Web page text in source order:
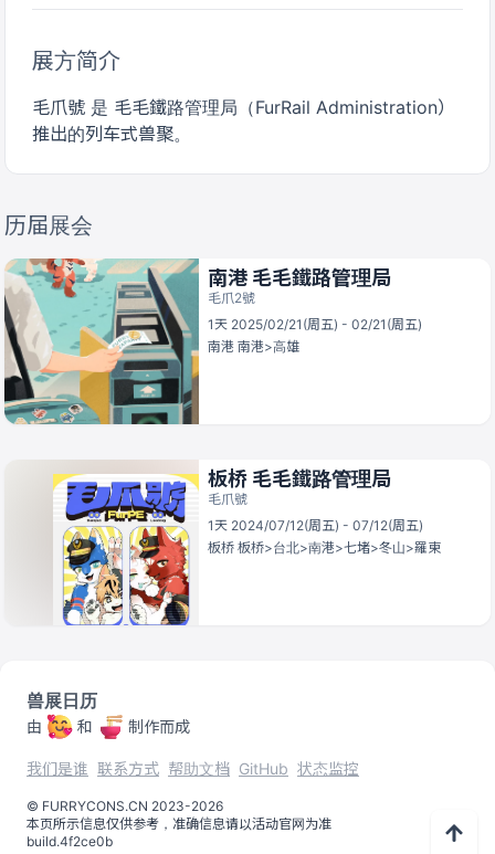
展方简介
毛爪號 是 毛毛鐵路管理局（FurRail Administration）
推出的列车式兽聚。
历届展会
南港 毛毛鐵路管理局
毛爪2號
1天 2025/02/21(周五) - 02/21(周五)
南港 南港>高雄
板桥 毛毛鐵路管理局
毛爪號
1天 2024/07/12(周五) - 07/12(周五)
板桥 板桥>台北>南港>七堵>冬山>羅東
兽展日历
由 和 制作而成
我们是谁 联系方式 帮助文档 GitHub 状态监控
©️ FURRYCONS.CN 2023-2026
本页所示信息仅供参考，准确信息请以活动官网为准
build.4f2ce0b